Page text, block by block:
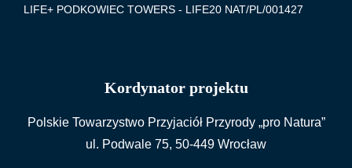
LIFE+ PODKOWIEC TOWERS - LIFE20 NAT/PL/001427
Kordynator projektu
Polskie Towarzystwo Przyjaciół Przyrody „pro Natura”
ul. Podwale 75, 50-449 Wrocław